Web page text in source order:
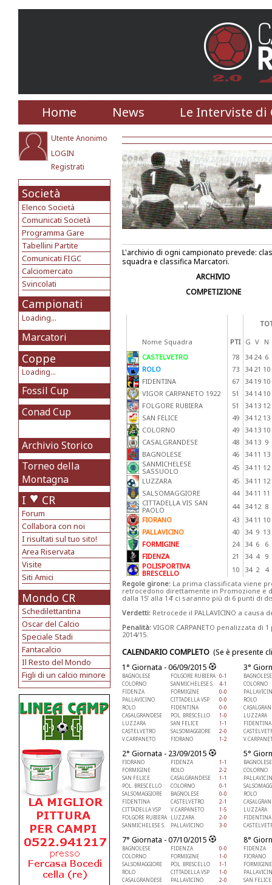
Home News Le Interviste di
Utente Anonimo
LOGIN
Registrati
Società
Elenco Società
Comunicati Società
Programma Gare
Tabellini Partite
Comunicati FIGC
Calciomercato
Svincolati
Campionati
Loading...
Marcatori
Coppe
Loading...
Fossil Cup
Conad Cup
Archivio Storico
Torneo della
Montagna
I CR
Forum
Collabora con noi
I risultati sul tuo sito!
Area Riservata
Visite
Siti Amici
Mondo CR
Schedilettantina
Oscar del Calcio
Speciale Stadi
Fantacalcio
Il Resto del Mondo
Figli di un calcio minore
L'archivio di ogni campionato prevede:
squadra e classifica Marcatori.
ARCHIVIO
COMPETIZIONE
Nome Squadra
PTI G V N
CASTELVETRO
78 34 24 6
ROLO
73 34 21 10
FIDENTINA
67 34 19 10
VIGOR CARPANETO 1922
51 34 14 10
FOLGORE RUBIERA
51 34 13 12
SAN FELICE
49 34 12 13
COLORNO
49 34 13 10
CASALGRANDESE
48 34 13 9
BAGNOLESE
46 34 11 13
SANMICHELESE
SASSUOLO
45 34 11 12
LUZZARA
45 34 11 12
SALSOMAGGIORE
44 34 11 11
CITTADELLA VIS SAN
PAOLO
44 34 12 8
FIORANO
43 34 11 10
PALLAVICINO
40 34 9 13
FORMIGINE
24 34 6 6
FIDENZA
21 34 4 9
POLISPORTIVA
BRESCELLO
10 34 2 4
Regole girone: La prima classificata viene
retrocedono direttamente in Promozione e
dalla 15’ alla 14’ ci saranno più di 6 punti di
Verdetti: Retrocede il PALLAVICINO a
Penalità: VIGOR CARPANETO penalizzata
2014/15.
CALENDARIO COMPLETO (Se è presente
1° Giornata - 06/09/2015
BAGNOLESE FOLGORE RUBIERA 0-1
COLORNO
SANMICHELESE S.
4-1
FIDENZA
FORMIGINE
0-0
PALLAVICINO
CITTADELLA VSP
0-0
ROLO
FIDENTINA
0-0
CASALGRANDESE
POL. BRESCELLO
1-0
LUZZARA
SAN FELICE
1-1
CASTELVETRO
SALSOMAGGIORE
2-0
V.CARPANETO
FIORANO 1-2
2° Giornata - 23/09/2015
FIORANO FIDENZA
1-1
FORMIGINE
ROLO
2-2
SAN FELICE
CASALGRANDESE
1-1
POL. BRESCELLO
COLORNO
0-1
SALSOMAGGIORE
BAGNOLESE
0-0
FIDENTINA
CASTELVETRO
2-1
CITTADELLA VSP
V.CARPANETO
1-5
FOLGORE RUBIERA
LUZZARA
2-0
SANMICHELESE S.
PALLAVICINO 3-0
7° Giornata - 07/10/2015
BAGNOLESE FIDENZA
0-0
COLORNO
FORMIGINE
1-0
SALSOMAGGIORE
POL. BRESCELLO
1-1
ROLO
CITTADELLA VSP
1-0
CASALGRANDESE
PALLAVICINO
2-0
3°
BAGNOLESE
COLORNO
ROLO
LUZZARA
FIDENTINA
5°
BAGNOLESE
COLORNO
ROLO
LUZZARA
FIDENTINA
8°
FIDENZA
FIORANO
FORMIGINE
SAN FELICE